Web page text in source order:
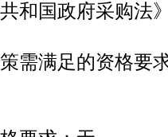
国政府采购法
满足的资格要